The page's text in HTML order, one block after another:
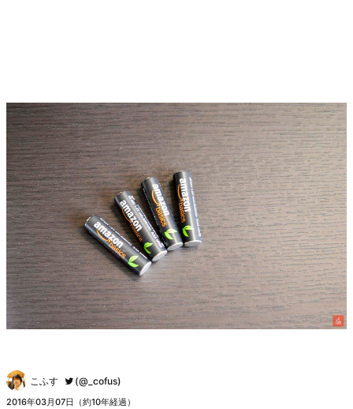
こふす (@_cofus)
2016年03月07日（約10年経過）